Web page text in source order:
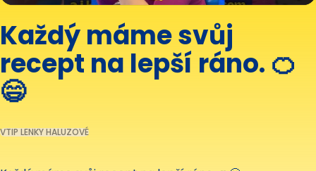
Každý máme svůj
recept na lepší ráno. 🍊
😄
VTIP LENKY HALUZOVÉ